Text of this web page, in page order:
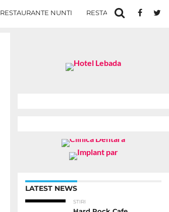
RESTAURANTE NUNTI RESTAURANTE IN IASI
LATEST NEWS
STIRI